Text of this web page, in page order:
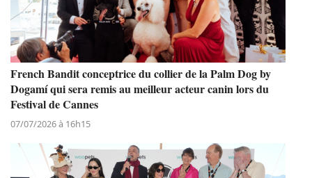
French Bandit conceptrice du collier de la Palm Dog by
Dogamí qui sera remis au meilleur acteur canin lors du
Festival de Cannes
07/07/2026 à 16h15